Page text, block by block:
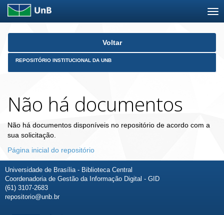
Skip
Voltar
REPOSITÓRIO INSTITUCIONAL DA UNB
Não há documentos
Não há documentos disponíveis no repositório de acordo com a
sua solicitação.
Página inicial do repositório
Universidade de Brasília - Biblioteca Central
Coordenadoria de Gestão da Informação Digital - GID
(61) 3107-2683
repositorio@unb.br